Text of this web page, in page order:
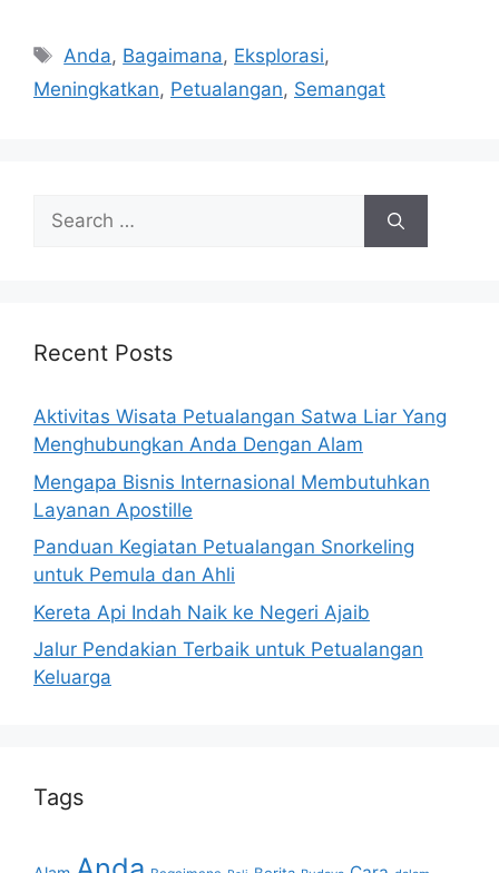
Tags
Anda, Bagaimana, Eksplorasi,
Meningkatkan, Petualangan, Semangat
Search
for:
Recent Posts
Aktivitas Wisata Petualangan Satwa Liar Yang
Menghubungkan Anda Dengan Alam
Mengapa Bisnis Internasional Membutuhkan
Layanan Apostille
Panduan Kegiatan Petualangan Snorkeling
untuk Pemula dan Ahli
Kereta Api Indah Naik ke Negeri Ajaib
Jalur Pendakian Terbaik untuk Petualangan
Keluarga
Tags